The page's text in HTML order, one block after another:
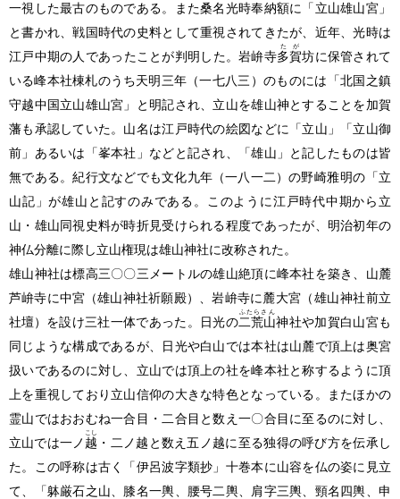
一視した最古のものである。また桑名光時奉納額に「立山雄山宮」
と書かれ、戦国時代の史料として重視されてきたが、近年、光時は
江戸中期の人であったことが判明した。岩峅寺多賀
たが
坊に保管されて
いる峰本社棟札のうち天明三年 （一七八三） のものには「北国之鎮
守越中国立山雄山宮」と明記され、立山を雄山神とすることを加賀
藩も承認していた。山名は江戸時代の絵図などに「立山」「立山御
前」あるいは「峯本社」などと記され、「雄山」と記したものは皆
無である。紀行文などでも文化九年 （一八一二） の野崎雅明の「立
山記」が雄山と記すのみである。このように江戸時代中期から立
山・雄山同視史料が時折見受けられる程度であったが、明治初年の
神仏分離に際し立山権現は雄山神社に改称された。
雄山神社は標高三〇〇三メートルの雄山絶頂に峰本社を築き、山麓
芦峅寺に中宮 （雄山神社祈願殿） 、岩峅寺に麓大宮 （雄山神社前立
社壇） を設け三社一体であった。日光の二荒山
ふたらさん
神社や加賀白山宮も
同じような構成であるが、日光や白山では本社は山麓で頂上は奥宮
扱いであるのに対し、立山では頂上の社を峰本社と称するように頂
上を重視しており立山信仰の大きな特色となっている。またほかの
霊山ではおおむね一合目・二合目と数え一〇合目に至るのに対し、
立山では一ノ 越
こし
・二ノ越と数え五ノ越に至る独得の呼び方を伝承し
た。この呼称は古く「伊呂波字類抄」十巻本に山容を仏の姿に見立
て、「躰厳石之山、膝名一輿、腰号二輿、肩字三輿、頸名四輿、申